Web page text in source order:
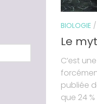
BIOLOGIE /
Le
C’est
publiée
que 24